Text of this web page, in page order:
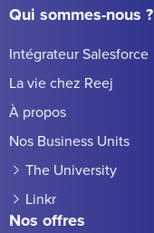
Qui sommes-nous ?
Intégrateur Salesforce
La vie chez Reej
À propos
Nos Business Units
The University
Linkr
Nos offres